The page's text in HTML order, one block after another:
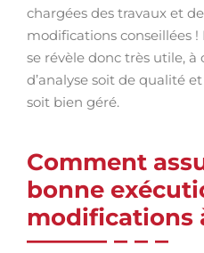
chargées des travaux et
modifications conseillées
se révèle donc très utile,
d’analyse soit de qualité
soit bien géré.
Comment
bonne
modifications